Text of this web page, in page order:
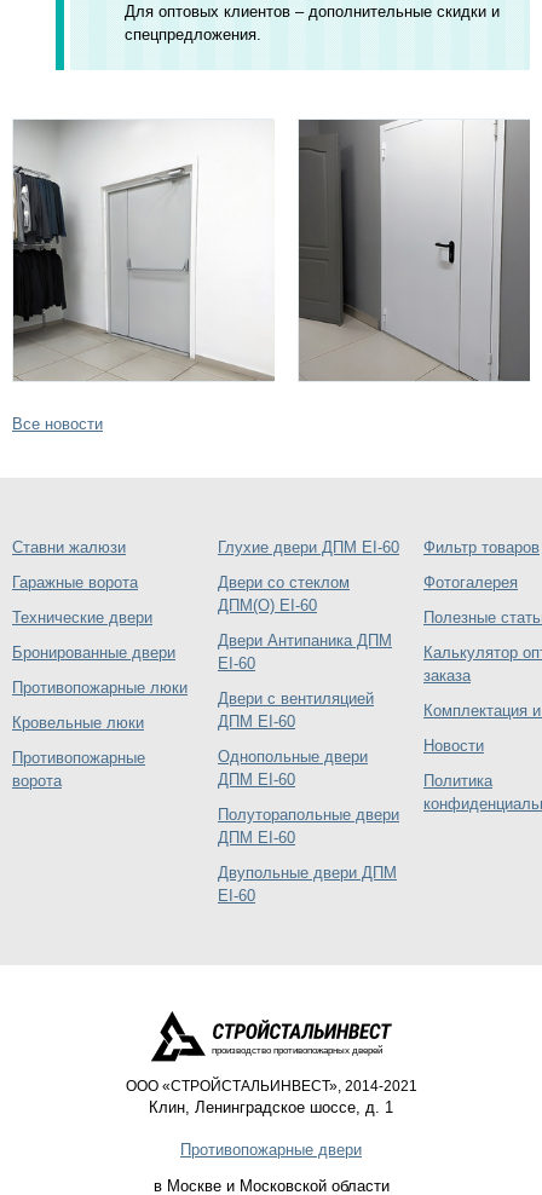
Для оптовых клиентов – дополнительные скидки и
спецпредложения.
Все новости
Ставни жалюзи
Гаражные ворота
Технические двери
Бронированные двери
Противопожарные люки
Кровельные люки
Противопожарные
ворота
Глухие двери ДПМ EI-60
Двери со стеклом
ДПМ(О) EI-60
Двери Антипаника ДПМ
EI-60
Двери с вентиляцией
ДПМ EI-60
Однопольные двери
ДПМ EI-60
Полуторапольные двери
ДПМ EI-60
Двупольные двери ДПМ
EI-60
Фильтр товаров
Фотогалерея
Полезные
Калькулятор
заказа
Комплектация
Новости
Политика
производство противопожарных дверей
ООО «СТРОЙСТАЛЬИНВЕСТ», 2014-2021
Клин, Ленинградское шоссе, д. 1
Противопожарные двери
в Москве и Московской области